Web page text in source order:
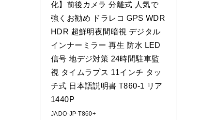
化】前後カメラ 分離式 人気で
強くお勧め ドラレコ GPS WDR
HDR 超鮮明夜間暗視 デジタル
インナーミラー 再生 防水 LED
信号 地デジ対策 24時間駐車監
視 タイムラプス 11インチ タッ
チ式 日本語説明書 T860-1 リア
1440P
‎JADO-JP-T860+